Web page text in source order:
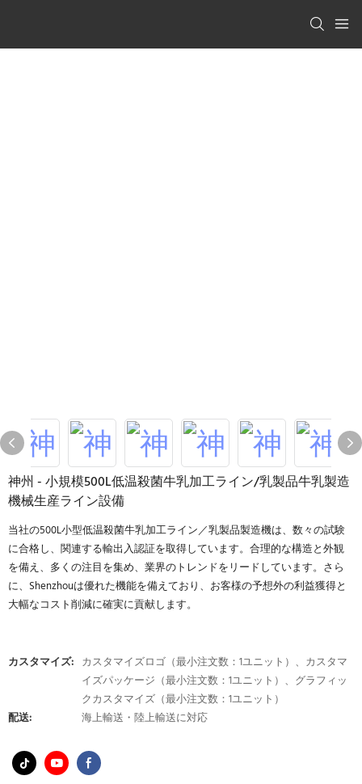
神州 - 小規模500L低温殺菌牛乳加工ライン/乳製品牛乳製造
機械生産ライン設備
当社の500L小型低温殺菌牛乳加工ライン／乳製品製造機は、数々の試験
に合格し、関連する輸出入認証を取得しています。合理的な構造と外観
を備え、多くの注目を集め、業界のトレンドをリードしています。さら
に、Shenzhouは優れた機能を備えており、お客様の予想外の利益獲得と
大幅なコスト削減に確実に貢献します。
カスタマイズ: カスタマイズロゴ（最小注文数：1ユニット）、カスタマ
イズパッケージ（最小注文数：1ユニット）、グラフィッ
クカスタマイズ（最小注文数：1ユニット）
配送:
海上輸送・陸上輸送に対応